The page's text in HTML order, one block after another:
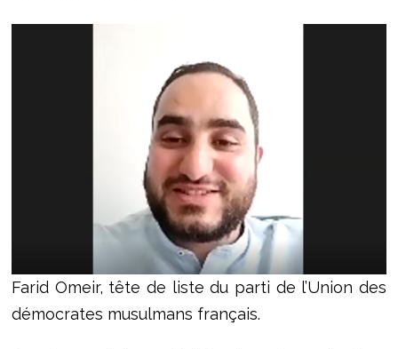
Farid Omeir, tête de liste du parti de l’Union des
démocrates musulmans français.